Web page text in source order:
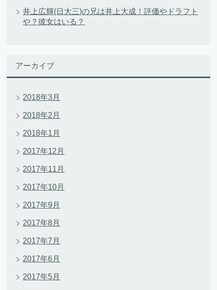
井上広輝(日大三)の兄は井上大成！評価やドラフト
や？彼女はいる？
アーカイブ
2018年3月
2018年2月
2018年1月
2017年12月
2017年11月
2017年10月
2017年9月
2017年8月
2017年7月
2017年6月
2017年5月